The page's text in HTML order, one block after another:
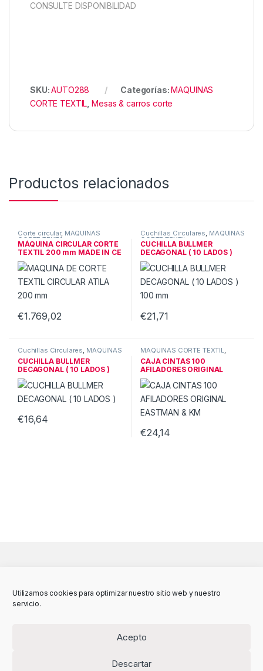
Utilizamos cookies para optimizar nuestro sitio web y nuestro
servicio.
Acepto
Descartar
CONSULTE DISPONIBILIDAD
SKU:AUTO288 Categorías:MAQUINAS
CORTE TEXTIL ,Mesas & carros corte
Productos relacionados
Corte circular, MAQUINAS
CORTE TEXTIL
MÁQUINA CIRCULAR CORTE
TEXTIL 200 mm MADE IN CE
€1.769,02
Cuchillas Circulares, MAQUINAS
CORTE TEXTIL
CUCHILLA BULLMER
DECAGONAL ( 10 LADOS )
100 mm
€21,71
Cuchillas Circulares, MAQUINAS
CORTE TEXTIL
CUCHILLA BULLMER
DECAGONAL ( 10 LADOS )
€16,64
MAQUINAS CORTE TEXTIL,
Recambios & Acces Corte
CAJA CINTAS 100
AFILADORES ORIGINAL
EASTMAN & KM
€24,14